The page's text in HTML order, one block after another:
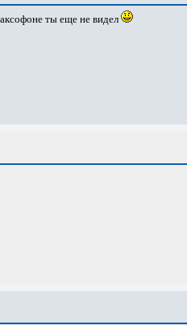
ты еще не видел